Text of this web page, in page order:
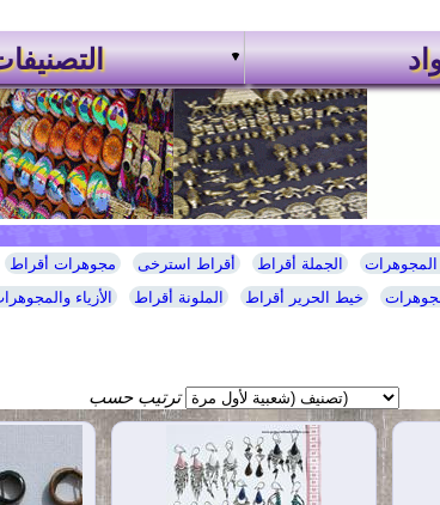
مجوهرات أقراط أقراط استرخى الجملة أقراط المجوهرات
الأزياء
الملونة أقراط خيط الحرير أقراط
ترتيب حسب